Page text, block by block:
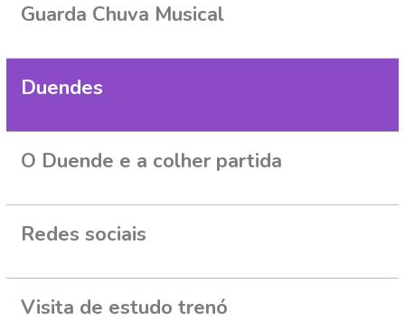
Guarda Chuva Musical
Duendes
O Duende e a colher partida
Redes sociais
Visita de estudo trenó